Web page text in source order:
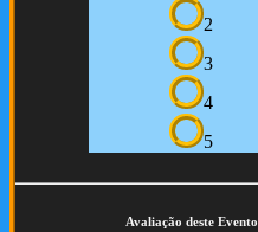
2
3
4
5
Avaliação deste Evento